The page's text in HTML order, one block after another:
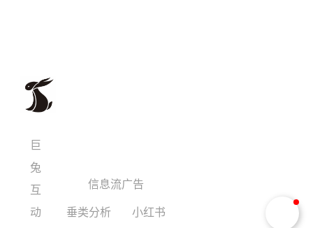
巨
兔
互
动
信息流广告
垂类分析 小红书